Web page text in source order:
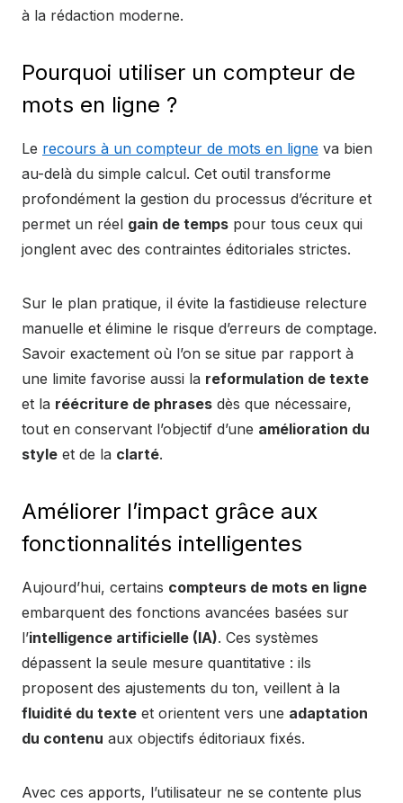
à la rédaction moderne.
Pourquoi utiliser un compteur de
mots en ligne ?
Le recours à un compteur de mots en ligne va bien
au-delà du simple calcul. Cet outil transforme
profondément la gestion du processus d’écriture et
permet un réel gain de temps pour tous ceux qui
jonglent avec des contraintes éditoriales strictes.
Sur le plan pratique, il évite la fastidieuse relecture
manuelle et élimine le risque d’erreurs de comptage.
Savoir exactement où l’on se situe par rapport à
une limite favorise aussi la reformulation de texte
et la réécriture de phrases dès que nécessaire,
tout en conservant l’objectif d’une amélioration du
style et de la clarté.
Améliorer l’impact grâce aux
fonctionnalités intelligentes
Aujourd’hui, certains compteurs de mots en ligne
embarquent des fonctions avancées basées sur
l’intelligence artificielle (IA). Ces systèmes
dépassent la seule mesure quantitative : ils
proposent des ajustements du ton, veillent à la
fluidité du texte et orientent vers une adaptation
du contenu aux objectifs éditoriaux fixés.
Avec ces apports, l’utilisateur ne se contente plus